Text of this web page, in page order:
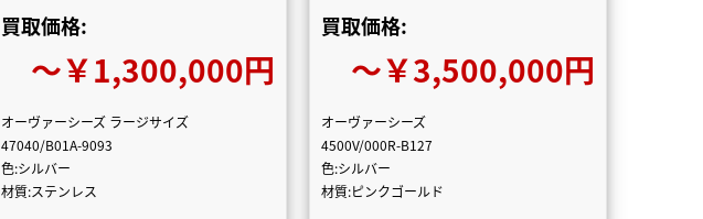
買取価格:
〜￥1,300,000円
オーヴァーシーズ ラージサイズ
47040/B01A-9093
色:シルバー
材質:ステンレス
買取価格:
〜￥3,500,000円
オーヴァーシーズ
4500V/000R-B127
色:シルバー
材質:ピンクゴールド